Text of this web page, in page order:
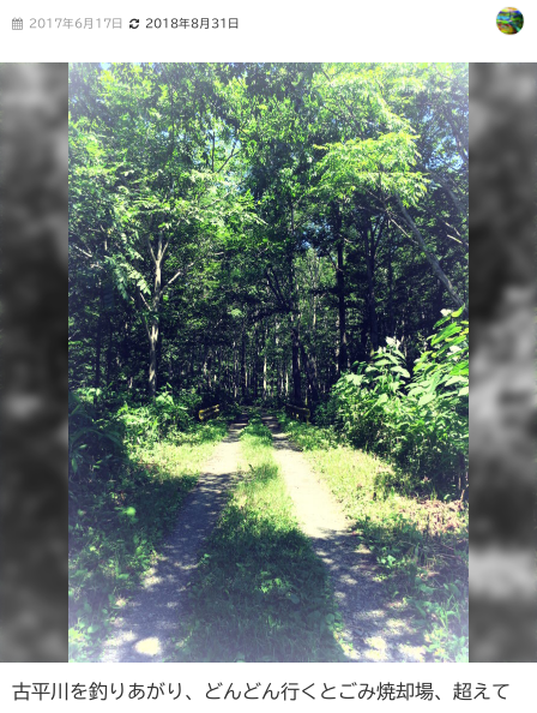
2017年6月17日 2018年8月31日
古平川を釣りあがり、どんどん行くとごみ焼却場、超えて